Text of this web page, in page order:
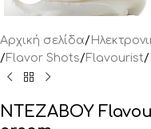
Αρχική σελίδα/
/Flavor Shots/Flavourist/
NTEZABOY